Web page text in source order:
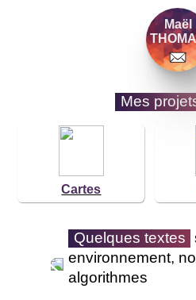
Maël
Mes
Cartes
Quelques textes
environnement,
algorithmes